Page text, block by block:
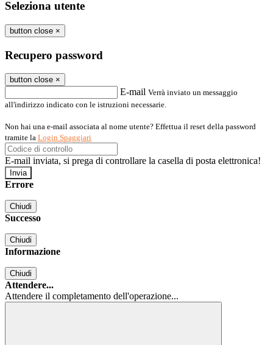
Seleziona utente
button close ×
Recupero password
button close ×
E-mail Verrà inviato un messaggio
all'indirizzo indicato con le istruzioni necessarie.
Non hai una e-mail associata al nome utente? Effettua il reset della password
tramite la Login Spaggiari
E-mail inviata, si prega di controllare la casella di posta elettronica!
Errore
Chiudi
Successo
Chiudi
Informazione
Chiudi
Attendere...
Attendere il completamento dell'operazione...